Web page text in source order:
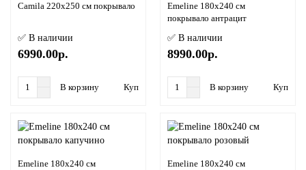
Camila 220х250 см покрывало
✅ В наличии
6990.00р.
В корзину Купить в 1 клик
Emeline 180х240 см
покрывало антрацит
✅ В наличии
8990.00р.
В корзину Купить
Emeline 180х240 см
Emeline 180х240 см